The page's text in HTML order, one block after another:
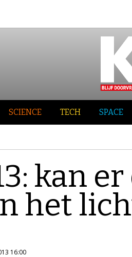
SCIENCE TECH SPACE
kan
het
16:00